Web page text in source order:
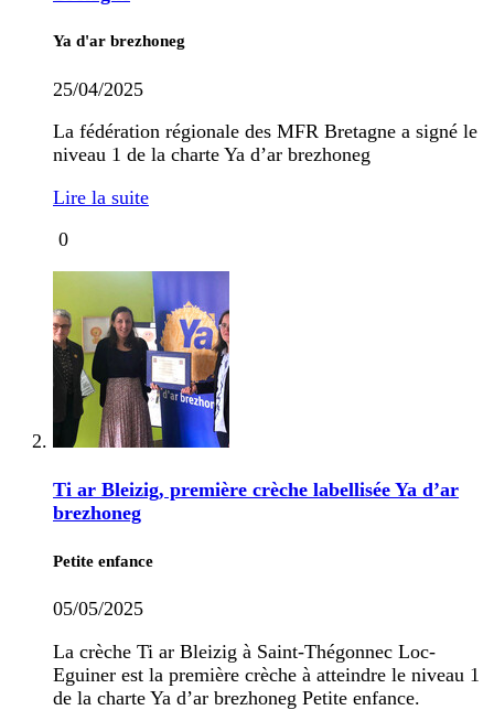
Ya d'ar brezhoneg
25/04/2025
La fédération régionale des MFR Bretagne a signé le
niveau 1 de la charte Ya d’ar brezhoneg
Lire la suite
0
Ti ar Bleizig, première crèche labellisée Ya d’ar
brezhoneg
Petite enfance
05/05/2025
La crèche Ti ar Bleizig à Saint-Thégonnec Loc-
Eguiner est la première crèche à atteindre le niveau 1
de la charte Ya d’ar brezhoneg Petite enfance.